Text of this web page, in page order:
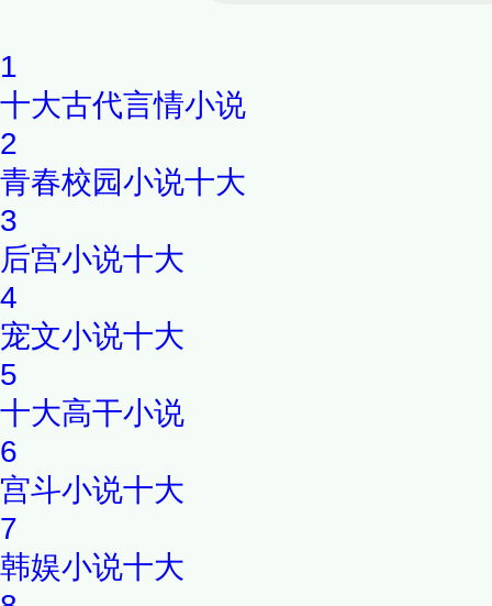
1
十大古代言情小说
2
青春校园小说十大
3
后宫小说十大
4
宠文小说十大
5
十大高干小说
6
宫斗小说十大
7
韩娱小说十大